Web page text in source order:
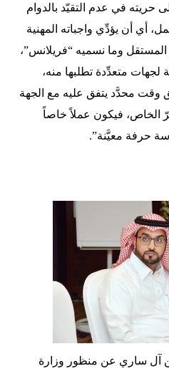
في عدم التقيّد بالدوام
أي أن يؤدِّي واجباته المهنية
وما نسميه “فريلانس”،
لجهات متعدِّدة تطلبها منه،
وقت محدَّد يتفق عليه مع الجهة
الخاص، فيكون عملاً خاصاً
حرفة معيَّنة”.
آل ساري عن منظور وزارة